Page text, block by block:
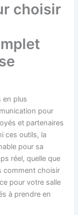
choisir
en plus
pour
et partenaires
ces outils, la
pour sa
réel, quelle que
comment choisir
pour votre salle
à prendre en